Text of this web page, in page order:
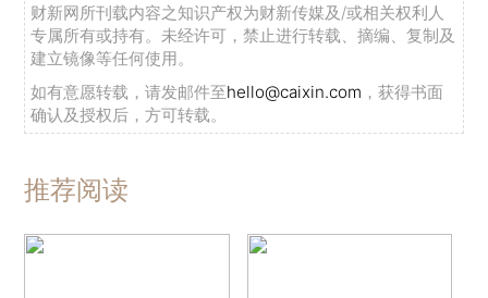
财新网所刊载内容之知识产权为财新传媒及/或相关权利人
专属所有或持有。未经许可，禁止进行转载、摘编、复制及
建立镜像等任何使用。
如有意愿转载，请发邮件至hello@caixin.com ，获得书面
确认及授权后，方可转载。
推荐阅读